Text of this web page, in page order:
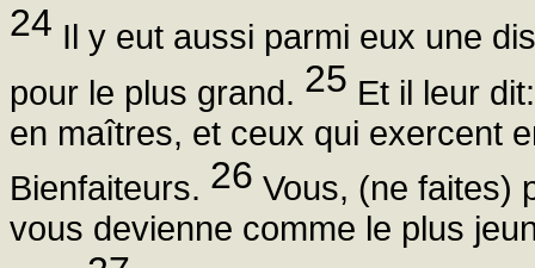
24 Il y eut aussi parmi eux une
pour le plus grand. 25 Et il leur
en maîtres, et ceux qui exercent
Bienfaiteurs. 26 Vous, (ne faites)
vous devienne comme le plus